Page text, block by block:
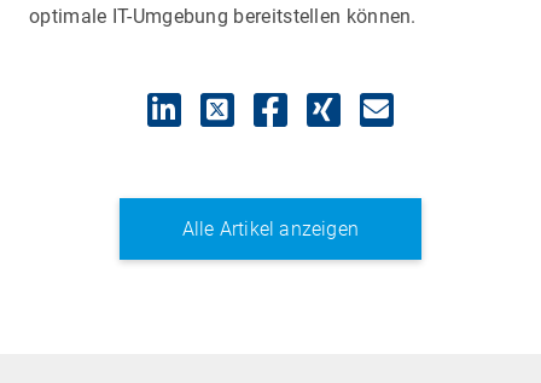
optimale IT-Umgebung bereitstellen können.
Alle Artikel anzeigen